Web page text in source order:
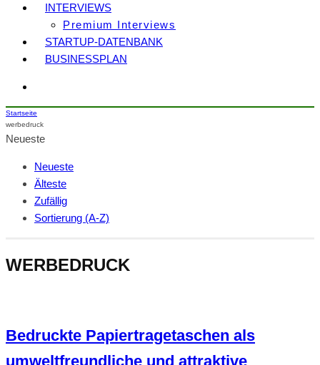
INTERVIEWS
Premium Interviews
STARTUP-DATENBANK
BUSINESSPLAN
Startseite
werbedruck
Neueste
Neueste
Älteste
Zufällig
Sortierung (A-Z)
WERBEDRUCK
Bedruckte Papiertragetaschen als
umweltfreundliche und attraktive